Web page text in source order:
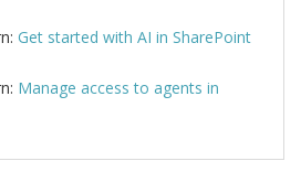
Get started with AI in SharePoint
Manage access to agents in